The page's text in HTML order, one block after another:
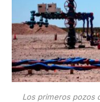
Los primeros pozos